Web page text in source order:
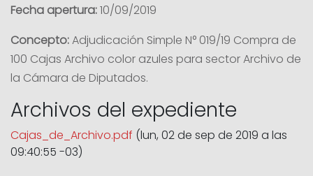
Fecha apertura:10/09/2019
Concepto:Adjudicación Simple N° 019/19 Compra de
100 Cajas Archivo color azules para sector Archivo de
la Cámara de Diputados.
Archivos del expediente
Cajas_de_Archivo.pdf (lun, 02 de sep de 2019 a las
09:40:55 -03)